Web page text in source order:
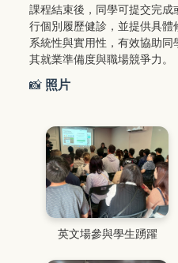
課程結束後，同學可提交完
行個別履歷健診，並提供具
系統性與實用性，有效協助
其就業準備度與職場競爭力。
📸 照片
英文場參與學生踴躍